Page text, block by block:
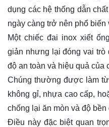
dụng các hệ thống dẫn
ngày càng trở nên phổ biến
Một chiếc đai inox xiết
giản nhưng lại đóng vai trò
độ an toàn và hiệu quả của
Chúng thường được làm
không gỉ, nhựa cao cấp,
chống lại ăn mòn và độ
Điều này đặc biệt quan